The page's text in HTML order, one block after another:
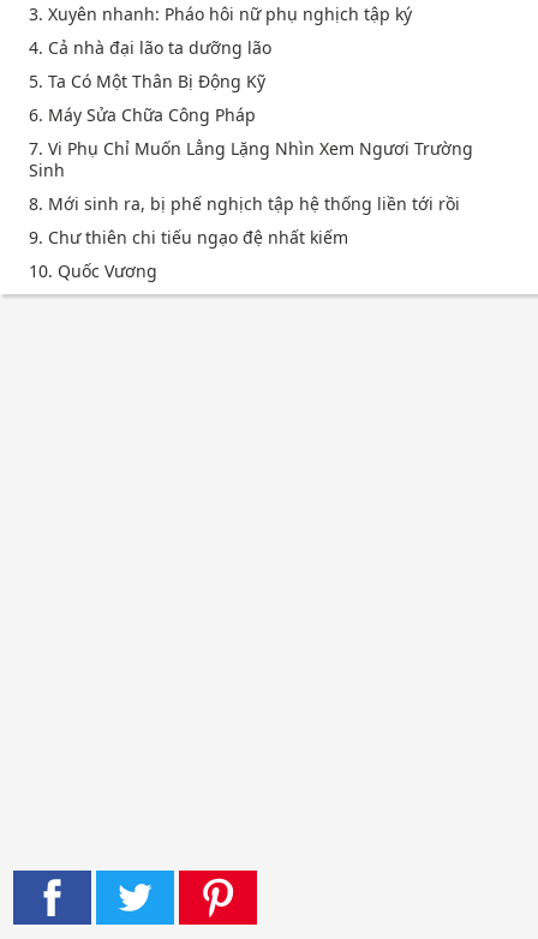
3. Xuyên nhanh: Pháo hôi nữ phụ nghịch tập ký
4. Cả nhà đại lão ta dưỡng lão
5. Ta Có Một Thân Bị Động Kỹ
6. Máy Sửa Chữa Công Pháp
7. Vi Phụ Chỉ Muốn Lẳng Lặng Nhìn Xem Ngươi Trường
Sinh
8. Mới sinh ra, bị phế nghịch tập hệ thống liền tới rồi
9. Chư thiên chi tiếu ngạo đệ nhất kiếm
10. Quốc Vương